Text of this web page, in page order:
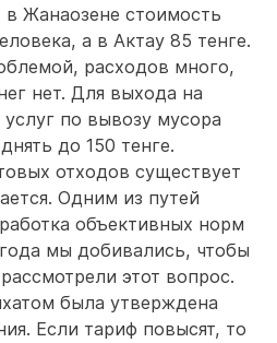
Жанаозене стоимость
а в Актау 85 тенге.
расходов много,
нет. Для выхода на
по вывозу мусора
до 150 тенге.
отходов существует
Одним из путей
объективных норм
мы добивались, чтобы
этот вопрос.
была утверждена
Если тариф повысят, то